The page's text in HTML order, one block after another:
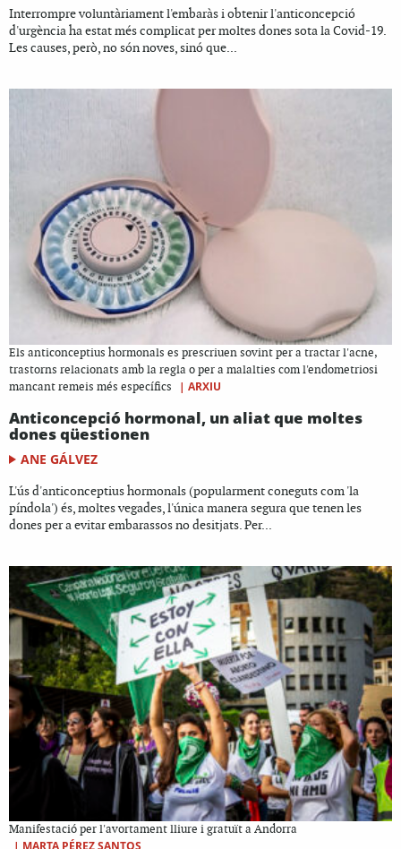
Interrompre voluntàriament l'embaràs i obtenir l'anticoncepció
d'urgència ha estat més complicat per moltes dones sota la Covid-19.
Les causes, però, no són noves, sinó que...
Els anticonceptius hormonals es prescriuen sovint per a tractar l'acne,
trastorns relacionats amb la regla o per a malalties com l'endometriosi
mancant remeis més específics
| ARXIU
Anticoncepció hormonal, un aliat que moltes
dones qüestionen
ANE GÁLVEZ
L'ús d'anticonceptius hormonals (popularment coneguts com 'la
píndola') és, moltes vegades, l'única manera segura que tenen les
dones per a evitar embarassos no desitjats. Per...
Manifestació per l'avortament lliure i gratuït a Andorra
| MARTA PÉREZ SANTOS